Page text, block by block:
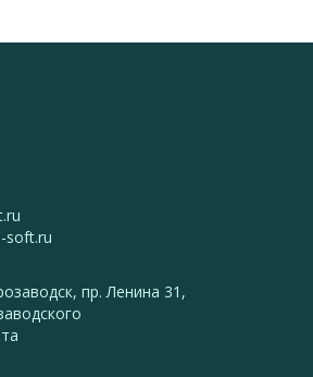
soft.ru
пр. Ленина 31,